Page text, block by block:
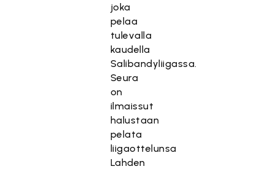
joka
pelaa
tulevalla
kaudella
Salibandyliigassa.
Seura
on
ilmaissut
halustaan
pelata
liigaottelunsa
Lahden